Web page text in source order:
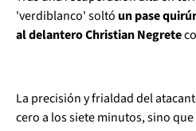
'verdiblanco' soltó un pase
al delantero Christian Negrete
La precisión y frialdad del
cero a los siete minutos, sino que